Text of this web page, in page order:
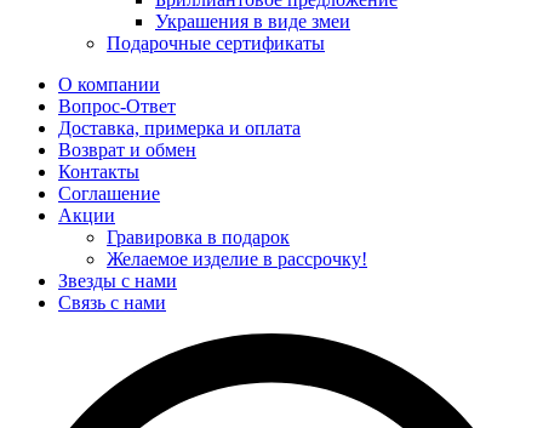
Украшения в виде змеи
Подарочные сертификаты
О компании
Вопрос-Ответ
Доставка, примерка и оплата
Возврат и обмен
Контакты
Соглашение
Акции
Гравировка в подарок
Желаемое изделие в рассрочку!
Звезды с нами
Связь с нами